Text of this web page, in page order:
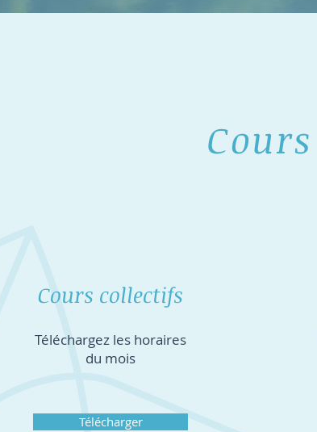
Cours
Cours collectifs
Téléchargez les horaires
du mois
Télécharger